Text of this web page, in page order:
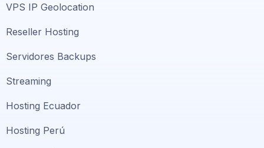
VPS IP Geolocation
Reseller Hosting
Servidores Backups
Streaming
Hosting Ecuador
Hosting Perú